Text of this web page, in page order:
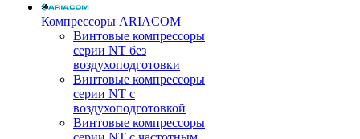
Компрессоры ARIACOM
Винтовые компрессоры
серии NT без
воздухоподготовки
Винтовые компрессоры
серии NT c
воздухоподготовкой
Винтовые компрессоры